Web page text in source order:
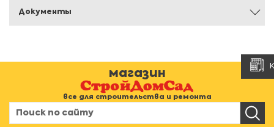
Документы
магазин
все для строительства и ремонта